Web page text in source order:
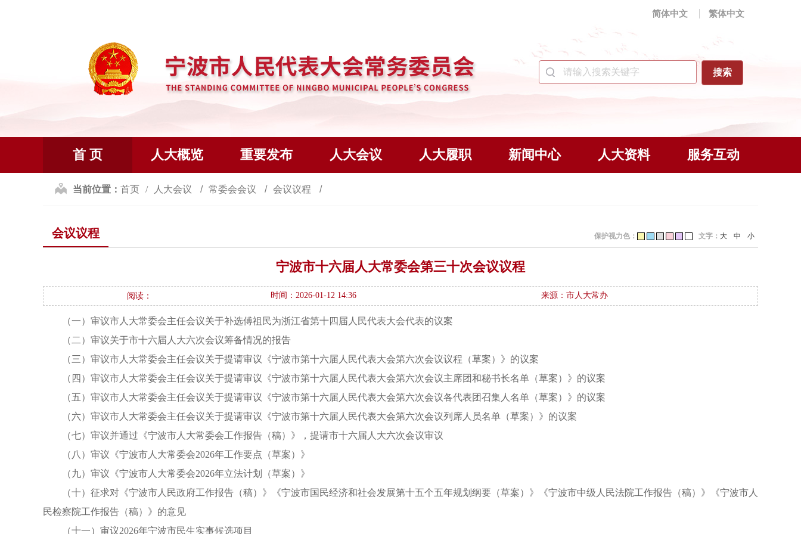
简体中文 繁体中文
首 页 人大概览 重要发布 人大会议 人大履职 新闻中心 人大资料 服务互动
当前位置： 首页 人大会议 常委会会议 会议议程
会议议程 文字： 大 中 小
保护视力色：
宁波市十六届人大常委会第三十次会议议程
阅读： 时间：2026-01-12 14:36 来源：市人大常办
（一）审议市人大常委会主任会议关于补选傅祖民为浙江省第十四届人民代表大会代表的议案
（二）审议关于市十六届人大六次会议筹备情况的报告
（三）审议市人大常委会主任会议关于提请审议《宁波市第十六届人民代表大会第六次会议议程（草案）》的议案
（四）审议市人大常委会主任会议关于提请审议《宁波市第十六届人民代表大会第六次会议主席团和秘书长名单（草案）》的议案
（五）审议市人大常委会主任会议关于提请审议《宁波市第十六届人民代表大会第六次会议各代表团召集人名单（草案）》的议案
（六）审议市人大常委会主任会议关于提请审议《宁波市第十六届人民代表大会第六次会议列席人员名单（草案）》的议案
（七）审议并通过《宁波市人大常委会工作报告（稿）》，提请市十六届人大六次会议审议
（八）审议《宁波市人大常委会2026年工作要点（草案）》
（九）审议《宁波市人大常委会2026年立法计划（草案）》
（十）征求对《宁波市人民政府工作报告（稿）》《宁波市国民经济和社会发展第十五个五年规划纲要（草案）》《宁波市中级人民法院工作报告（稿）》《宁波市人
民检察院工作报告（稿）》的意见
（十一）审议2026年宁波市民生实事候选项目